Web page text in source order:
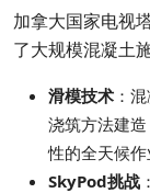
加拿大国家电视
了大规模混凝土
滑模技术 ：
浇筑方法建
性的全天候作
SkyPod挑战